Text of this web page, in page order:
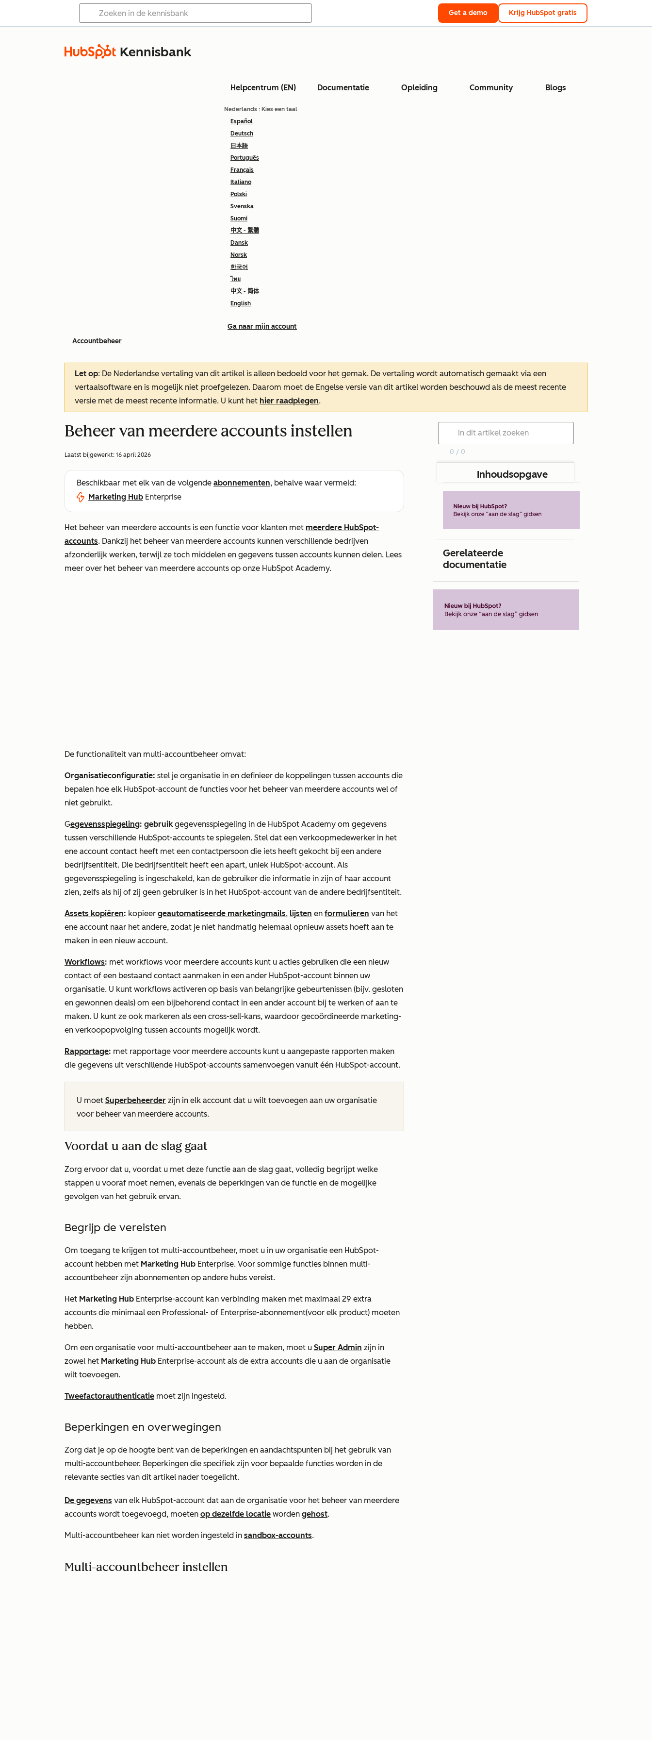
Get a demo Krijg HubSpot gratis
Kennisbank
Helpcentrum (EN) Documentatie Opleiding Community Blogs
Nederlands : Kies een taal
Español
Deutsch
日本語
Português
Français
Italiano
Polski
Svenska
Suomi
中文 - 繁體
Dansk
Norsk
한국어
ไทย
中文 - 简体
English
Ga naar mijn account
Accountbeheer
Let op: De Nederlandse vertaling van dit artikel is alleen bedoeld voor het gemak. De vertaling wordt automatisch gemaakt via een
vertaalsoftware en is mogelijk niet proefgelezen. Daarom moet de Engelse versie van dit artikel worden beschouwd als de meest recente
versie met de meest recente informatie. U kunt het hier raadplegen.
Beheer van meerdere accounts instellen
Laatst bijgewerkt: 16 april 2026
Beschikbaar met elk van de volgende abonnementen, behalve waar vermeld:
Marketing Hub Enterprise
Het beheer van meerdere accounts is een functie voor klanten met meerdere HubSpot-
accounts. Dankzij het beheer van meerdere accounts kunnen verschillende bedrijven
afzonderlijk werken, terwijl ze toch middelen en gegevens tussen accounts kunnen delen. Lees
meer over het beheer van meerdere accounts op onze HubSpot Academy.
De functionaliteit van multi-accountbeheer omvat:
Organisatieconfiguratie: stel je organisatie in en definieer de koppelingen tussen accounts die
bepalen hoe elk HubSpot-account de functies voor het beheer van meerdere accounts wel of
niet gebruikt.
Gegevensspiegeling: gebruikgegevensspiegeling in de HubSpot Academy om gegevens
tussen verschillende HubSpot-accounts te spiegelen. Stel dat een verkoopmedewerker in het
ene account contact heeft met een contactpersoon die iets heeft gekocht bij een andere
bedrijfsentiteit. Die bedrijfsentiteit heeft een apart, uniek HubSpot-account. Als
gegevensspiegeling is ingeschakeld, kan de gebruiker die informatie in zijn of haar account
zien, zelfs als hij of zij geen gebruiker is in het HubSpot-account van de andere bedrijfsentiteit.
Assets kopiëren: kopieer geautomatiseerde marketingmails, lijsten en formulieren van het
ene account naar het andere, zodat je niet handmatig helemaal opnieuw assets hoeft aan te
maken in een nieuw account.
Workflows: met workflows voor meerdere accounts kunt u acties gebruiken die een nieuw
contact of een bestaand contact aanmaken in een ander HubSpot-account binnen uw
organisatie. U kunt workflows activeren op basis van belangrijke gebeurtenissen (bijv. gesloten
en gewonnen deals) om een bijbehorend contact in een ander account bij te werken of aan te
maken. U kunt ze ook markeren als een cross-sell-kans, waardoor gecoördineerde marketing-
en verkoopopvolging tussen accounts mogelijk wordt.
Rapportage: met rapportage voor meerdere accounts kunt u aangepaste rapporten maken
die gegevens uit verschillende HubSpot-accounts samenvoegen vanuit één HubSpot-account.
U moet Superbeheerder zijn in elk account dat u wilt toevoegen aan uw organisatie
voor beheer van meerdere accounts.
Voordat u aan de slag gaat
Zorg ervoor dat u, voordat u met deze functie aan de slag gaat, volledig begrijpt welke
stappen u vooraf moet nemen, evenals de beperkingen van de functie en de mogelijke
gevolgen van het gebruik ervan.
Begrijp de vereisten
Om toegang te krijgen tot multi-accountbeheer, moet u in uw organisatie een HubSpot-
account hebben met Marketing Hub Enterprise. Voor sommige functies binnen multi-
accountbeheer zijn abonnementen op andere hubs vereist.
Het Marketing Hub Enterprise-account kan verbinding maken met maximaal 29 extra
accounts die minimaal een Professional- of Enterprise-abonnement(voor elk product) moeten
hebben.
Om een organisatie voor multi-accountbeheer aan te maken, moet u Super Admin zijn in
zowel het Marketing Hub Enterprise-account als de extra accounts die u aan de organisatie
wilt toevoegen.
Tweefactorauthenticatie moet zijn ingesteld.
Beperkingen en overwegingen
Zorg dat je op de hoogte bent van de beperkingen en aandachtspunten bij het gebruik van
multi-accountbeheer. Beperkingen die specifiek zijn voor bepaalde functies worden in de
relevante secties van dit artikel nader toegelicht.
De gegevens van elk HubSpot-account dat aan de organisatie voor het beheer van meerdere
accounts wordt toegevoegd, moeten op dezelfde locatie worden gehost.
Multi-accountbeheer kan niet worden ingesteld in sandbox-accounts.
Multi-accountbeheer instellen
0 / 0
Inhoudsopgave
Gerelateerde
documentatie